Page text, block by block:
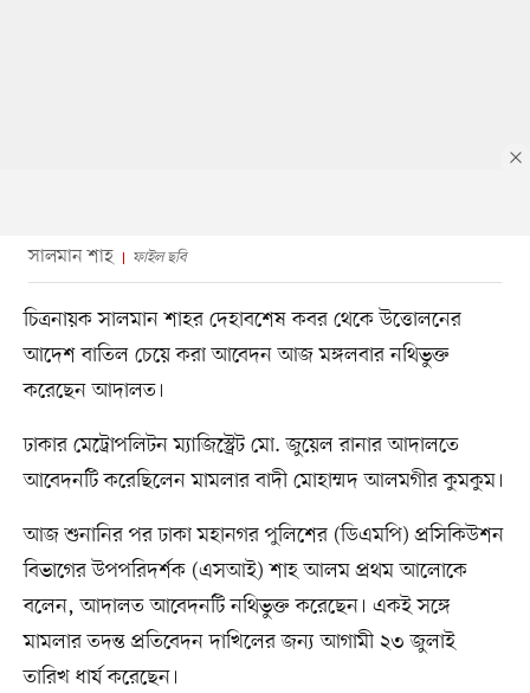
সালমান শাহ ফাইল ছবি
চিত্রনায়ক সালমান শাহর দেহাবশেষ কবর থেকে উত্তোলনের
আদেশ বাতিল চেয়ে করা আবেদন আজ মঙ্গলবার নথিভুক্ত
করেছেন আদালত।
ঢাকার মেট্রোপলিটন ম্যাজিস্ট্রেট মো. জুয়েল রানার আদালতে
আবেদনটি করেছিলেন মামলার বাদী মোহাম্মদ আলমগীর কুমকুম।
আজ শুনানির পর ঢাকা মহানগর পুলিশের (ডিএমপি) প্রসিকিউশন
বিভাগের উপপরিদর্শক (এসআই) শাহ আলম প্রথম আলোকে
বলেন, আদালত আবেদনটি নথিভুক্ত করেছেন। একই সঙ্গে
মামলার তদন্ত প্রতিবেদন দাখিলের জন্য আগামী ২৩ জুলাই
তারিখ ধার্য করেছেন।